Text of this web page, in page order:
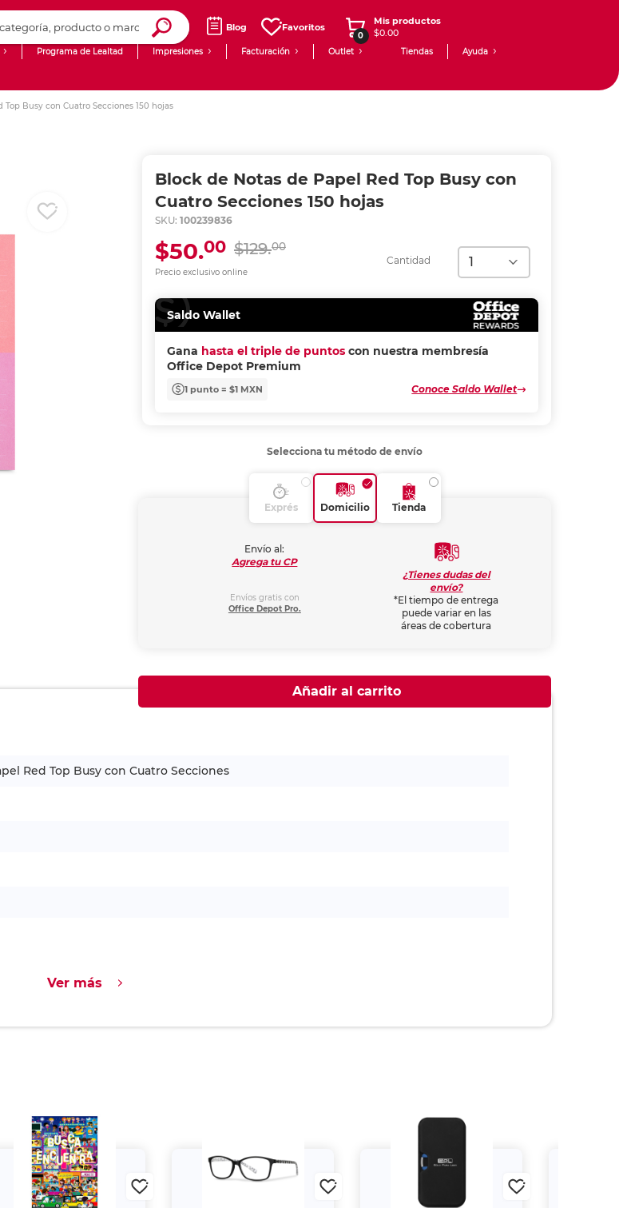
Blog Favoritos
0
Mis productos
$0.00
Programa de Lealtad Impresiones Facturación Outlet Tiendas Ayuda
Top Busy con Cuatro Secciones 150 hojas
Block de Notas de Papel Red Top Busy con
Cuatro Secciones 150 hojas
SKU: 100239836
Cantidad
Precio exclusivo online
$129.00
$50.00
Saldo Wallet
Gana hasta el triple de puntos con nuestra membresía
Office Depot Premium
1 punto = $1 MXN Conoce Saldo Wallet
Selecciona tu método de envío
Exprés Domicilio Tienda
Envío al:
Agrega tu CP
Envíos gratis con
Office Depot Pro.
¿Tienes dudas del
envío?
*El tiempo de entrega
puede variar en las
áreas de cobertura
Añadir al carrito
Red Top Busy con Cuatro Secciones
Ver más